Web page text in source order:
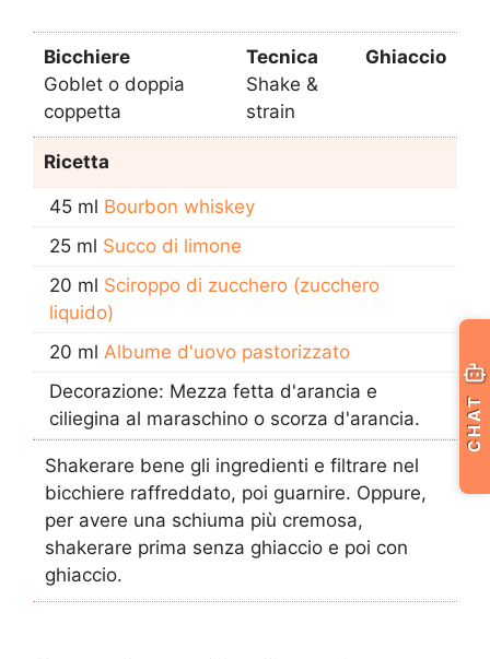
Bicchiere
Goblet o doppia
coppetta
Tecnica
Shake &
strain
Ghiaccio
Ricetta
45 ml Bourbon whiskey
25 ml Succo di limone
20 ml Sciroppo di zucchero (zucchero
liquido)
20 ml Albume d'uovo pastorizzato
Decorazione: Mezza fetta d'arancia e
ciliegina al maraschino o scorza d'arancia.
Shakerare bene gli ingredienti e filtrare nel
bicchiere raffreddato, poi guarnire. Oppure,
per avere una schiuma più cremosa,
shakerare prima senza ghiaccio e poi con
ghiaccio.
CHAT